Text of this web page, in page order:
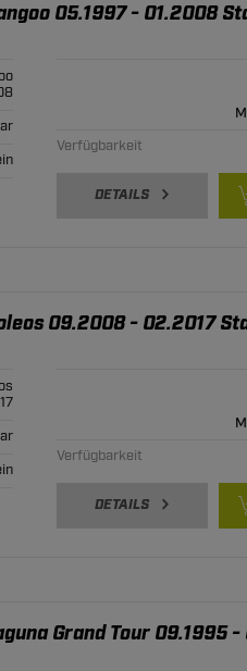
05.1997 - 01.2008
Verfügbarkeit
DETAILS
09.2008 - 02.2017
Verfügbarkeit
DETAILS
Grand Tour 09.1995